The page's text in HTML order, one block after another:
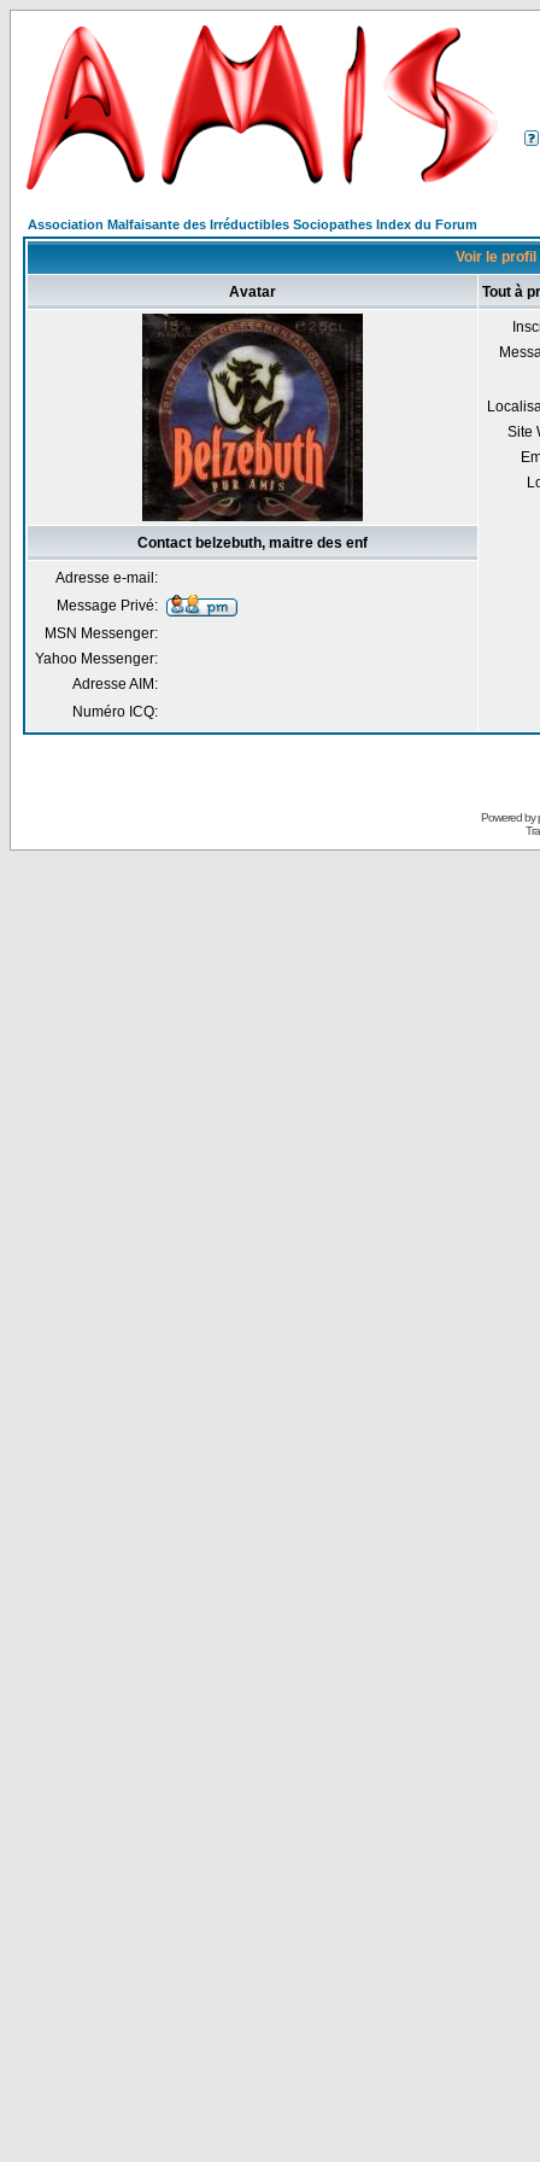
Association Malfaisante des Irréductibles Sociopathes Index du Forum
Voir le
Avatar Tout à
Site
Contact belzebuth, maitre des enf
Adresse e-mail:
Message Privé:
MSN Messenger:
Yahoo Messenger:
Adresse AIM:
Numéro ICQ:
Powered by